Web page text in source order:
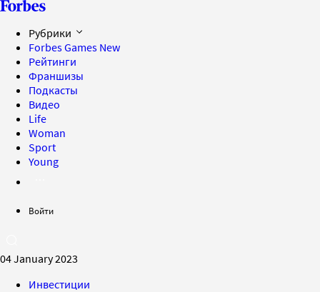
Рубрики
Forbes Games New
Рейтинги
Франшизы
Подкасты
Видео
Life
Woman
Sport
Young
Войти
04 January 2023
Инвестиции